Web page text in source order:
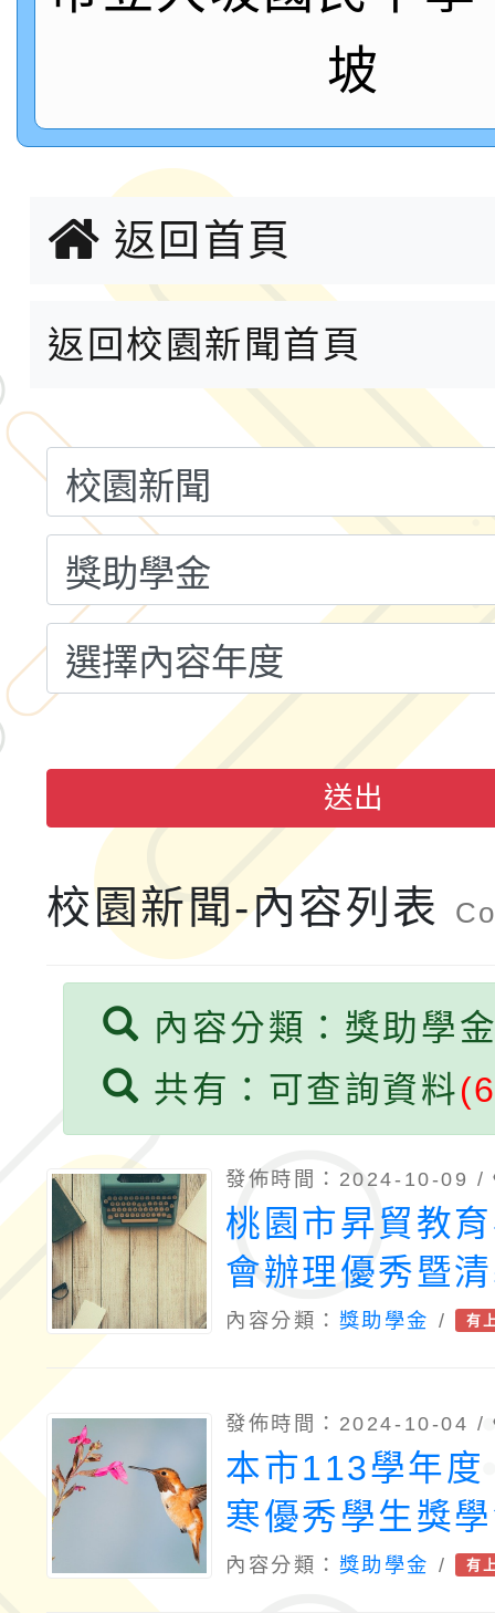
桃園市大溪自造教育
融平台-教案暨教學示
115學年度「學習扶助
計畫子計畫十一-2：國
小時認證研習計畫」
115年度「教育部表揚
義教育推展貢獻獎」實
轉知桃園市政府交通局
共運輸服務，鼓勵民眾
桃「我的減碳存摺2.0
案，詳如說明，請參閱
115年第二屆全國原住
2026年新北亞洲盃暨
鐵人三項錦標賽
桃園市115學年度學生
「2026年『王牌愛／
運動系列徵選頒獎典禮
成果展」
2026城鎮韌性防空演習
桃園市大溪自造教育及
年八月份教師研習
國立成功大學辦理「台
融平台-教案暨教學示
115學年度「學習扶助
計畫子計畫十一-2：國
小時認證研習計畫」
115年度「教育部表揚
義教育推展貢獻獎」實
坡
返回首頁
返回校園新聞首頁
送出
校園新聞-內容列表
內容分類：獎助學
共有：可查詢資料
發佈時間：2024-10-09 /
桃園市昇貿教
會辦理優秀暨
助學金申請
內容分類： 獎助學金 / 有
發佈時間：2024-10-04 /
本市113學年度
寒優秀學生獎
獎學金申請案
內容分類： 獎助學金 / 有